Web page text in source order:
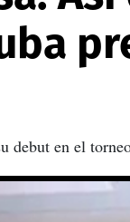
debut en el